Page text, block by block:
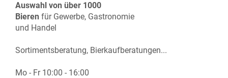
Auswahl von über 1000
Bieren für Gewerbe, Gastronomie
und Handel
Sortimentsberatung, Bierkaufberatungen...
Mo - Fr 10:00 - 16:00